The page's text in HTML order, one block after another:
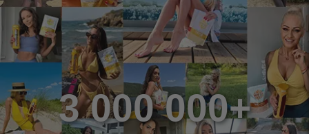
3 000 000+